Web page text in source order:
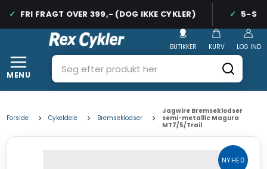
FRI FRAGT OVER 399,- (DOG IKKE CYKLER) 5-
MENU
LOG IND
BUTIKKER KURV
Forside Cykeldele Bremseklodser
Jagwire Bremseklodser
semi-metallic Magura
MT7/5/Trail
NYHED